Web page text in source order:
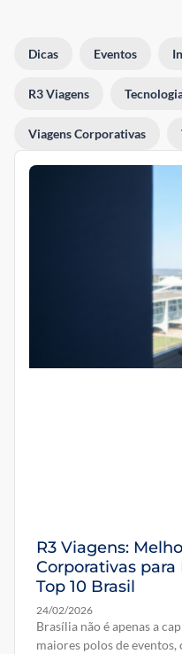
Dicas Eventos
R3 Viagens
Viagens Corporativas
R3 Viagens:
Corporativas
Top 10 Brasil
24/02/2026
Brasília não é apenas a
maiores polos de eventos,